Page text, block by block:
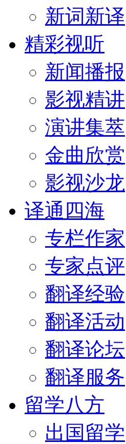
新词新译
精彩视听
新闻播报
影视精讲
演讲集萃
金曲欣赏
影视沙龙
译通四海
专栏作家
专家点评
翻译经验
翻译活动
翻译论坛
翻译服务
留学八方
出国留学